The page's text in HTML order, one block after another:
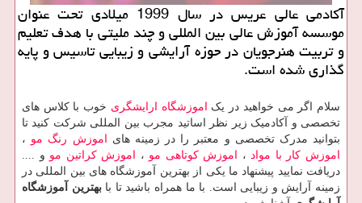
آكادمی عالی عریس در سال 1999 میلادی تحت عنوان
موسسه آموزش عالی بین المللی و چند ملیتی با هدف تعلیم
و تربیت هنرجویان در حوزه آرایشی و زیبایی تاسیس و پایه
گذاری شده است.
سلام اگر می خواهید در یک اموزشگاه ارایشگری خوب با کلاس های
تخصصی و آکادمیک زیر نظر اساتید مجرب بین المللی شرکت کنید تا
بتوانید مدرک تخصصی و معتبر را در زمینه های اموزش رنگ مو ،
اموزش کار با مواد ، اموزش کوتاهی مو ، اموزش کراتین مو و ....
دریافت نمایید پیشنهاد ما یکی از بهترین آموزشگاه های بین المللی در
زمینه آرایش و زیبایی است. با ما همراه باشید تا بابهترین آموزشگاه